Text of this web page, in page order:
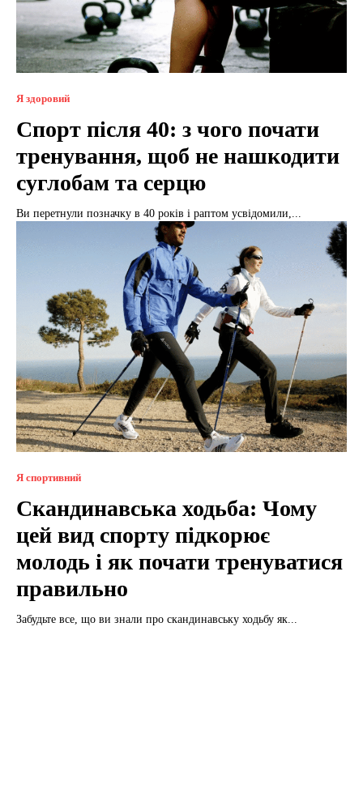
Я здоровий
Спорт після 40: з чого почати
тренування, щоб не нашкодити
суглобам та серцю
Ви перетнули позначку в 40 років і раптом усвідомили,...
Я спортивний
Скандинавська ходьба: Чому
цей вид спорту підкорює
молодь і як почати тренуватися
правильно
Забудьте все, що ви знали про скандинавську ходьбу як...